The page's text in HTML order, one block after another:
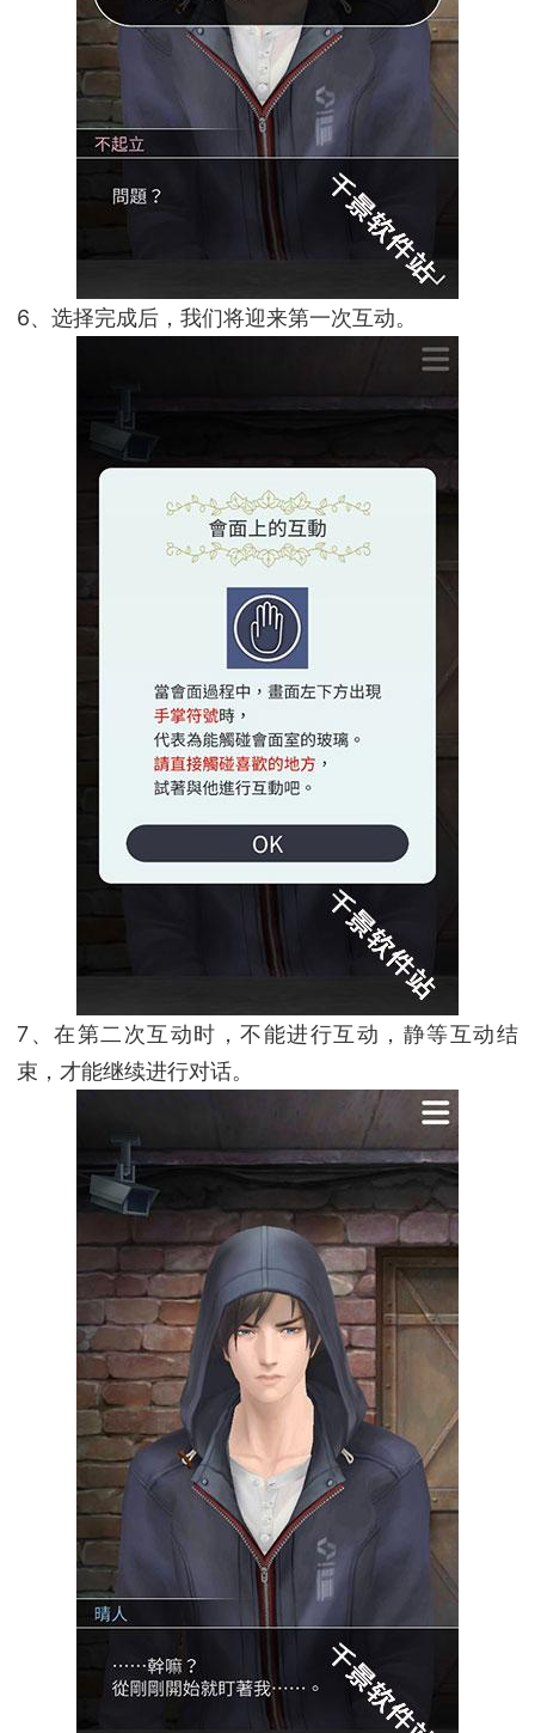
6、选择完成后，我们将迎来第一次互动。
7、在第二次互动时，不能进行互动，静等互动结
束，才能继续进行对话。